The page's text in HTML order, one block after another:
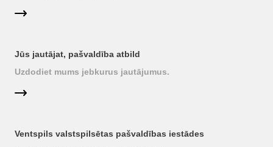
Jūs jautājat, pašvaldība atbild
Uzdodiet mums jebkurus jautājumus.
Ventspils valstspilsētas pašvaldības iestādes